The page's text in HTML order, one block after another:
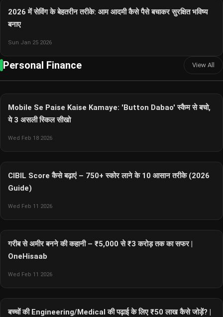
2026 में सेविंग के बेहतरीन तरीके: आम आदमी कैसे पैसे बचाकर सुरक्षित भविष्य
बनाए
Sun Jan 25 2026
Personal Finance View All
Mobile Se Paise Kaise Kamaye: 'Button Dabao' स्कैम से बचो,
ये 3 असली स्किल सीखो
Wed Feb 18 2026
CIBIL Score कैसे बढ़ाएं – 750+ स्कोर लाने के 10 आसान तरीके (2026
Guide)
Wed Feb 11 2026
गरीब से अमीर बनने की कहानी – ₹5,000 से ₹3 करोड़ तक का सफर |
OneHisaab
Wed Feb 11 2026
बच्चों की Engineering/Medical की पढ़ाई के लिए ₹50 लाख कैसे जोड़ें? |